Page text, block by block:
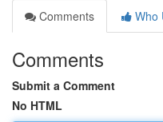
Comments
Who
Comments
Submit a Comment
No HTML